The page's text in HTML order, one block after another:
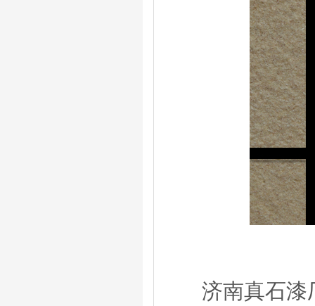
济南真石漆